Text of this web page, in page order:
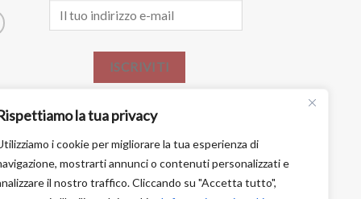
la tua privacy
i cookie per migliorare la tua esperienza di
mostrarti annunci o contenuti personalizzati e
il nostro traffico. Cliccando su "Accetta tutto",
ISCRIVITI